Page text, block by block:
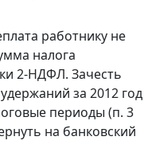
работнику не
налога
2-НДФЛ. Зачесть
за 2012 год
периоды (п. 3
на банковский